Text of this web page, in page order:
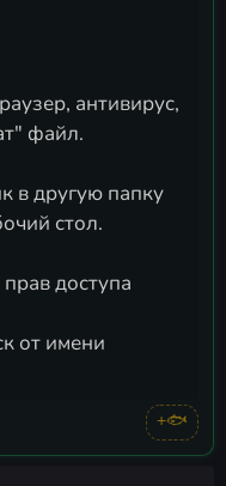
антивирус,
файл.
в другую папку
стол.
доступа
от имени
+🐟